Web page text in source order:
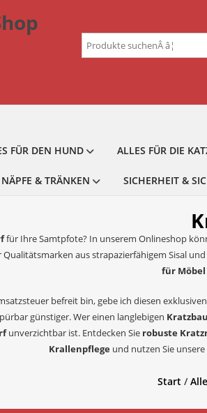
Suchen
nach:
FÜR DEN HUND ALLES FÜR DIE
NÄPFE & TRÄNKEN SICHERHEIT &
für Ihre Samtpfote? In unserem Onlineshop
aus strapazierfähigem Sisal
für Möbel
befreit bin, gebe ich diesen
günstiger. Wer einen langlebigen
unverzichtbar ist. Entdecken Sie robuste
Krallenpflege und nutzen Sie
Start /